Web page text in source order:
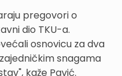
pregovori o
dio TKU-a.
osnovicu za dva
snagama
kaže Pavić.